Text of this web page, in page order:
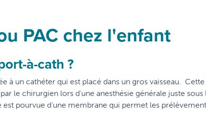
PAC chez l'enfant
à-cath ?
à un cathéter qui est placé dans un gros vaisseau.
le chirurgien lors d’une anesthésie générale juste sous
pourvue d’une membrane qui permet les